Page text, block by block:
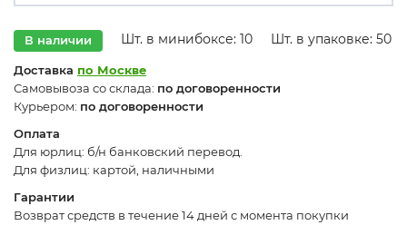
В наличии Шт. в минибоксе: 10 Шт. в упаковке: 50
Доставка по Москве
Самовывоза со склада: по договоренности
Курьером: по договоренности
Оплата
Для юрлиц: б/н банковский перевод.
Для физлиц: картой, наличными
Гарантии
Возврат средств в течение 14 дней с момента покупки